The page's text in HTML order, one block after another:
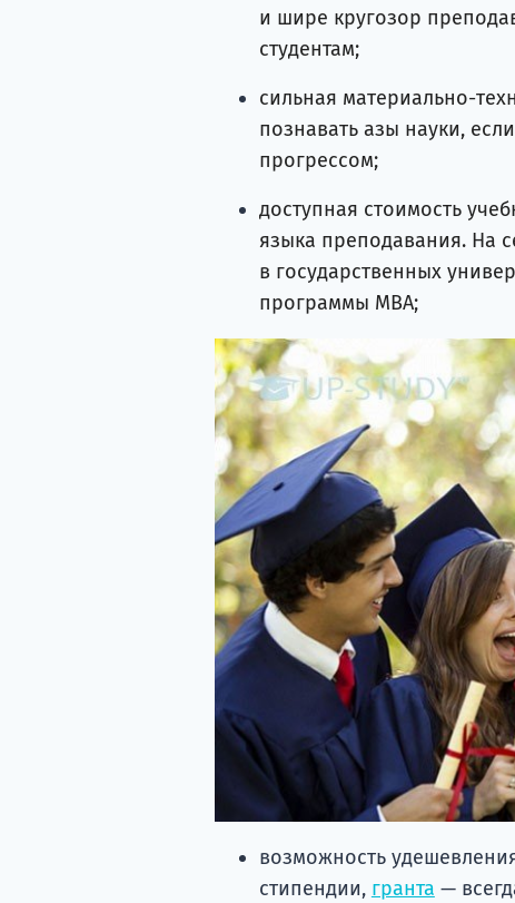
и шире кругозор
студентам;
сильная материально-
познавать азы науки,
прогрессом;
доступная стоимость
языка преподавания. На
в государственных
программы МВА;
возможность
стипендии, гранта —